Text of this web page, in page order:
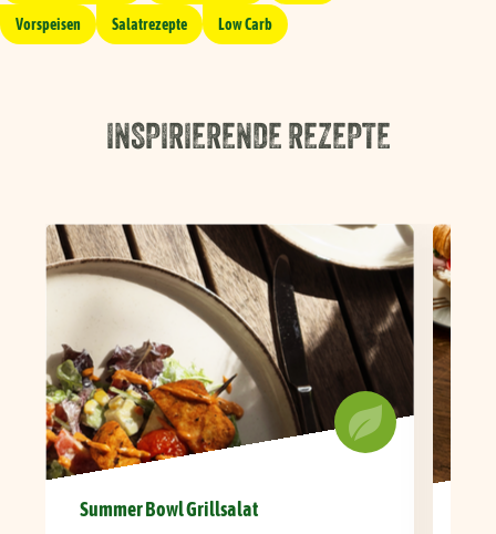
Vorspeisen Salatrezepte Low Carb
INSPIRIERENDE REZEPTE
Summer Bowl Grillsalat